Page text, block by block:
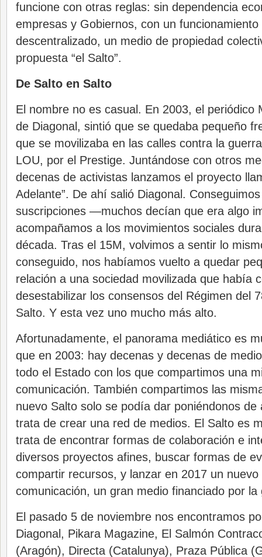
funcione con otras reglas: sin dependencia
empresas y Gobiernos, con un funcionamiento
descentralizado, un medio de propiedad
propuesta “el Salto”.
De Salto en Salto
El nombre no es casual. En 2003, el periódico
de Diagonal, sintió que se quedaba pequeño
que se movilizaba en las calles contra la
LOU, por el Prestige. Juntándose con otros
decenas de activistas lanzamos el proyecto
Adelante”. De ahí salió Diagonal.
suscripciones —muchos decían que era algo
acompañamos a los movimientos sociales
década. Tras el 15M, volvimos a sentir lo
conseguido, nos habíamos vuelto a quedar
relación a una sociedad movilizada que había
desestabilizar los consensos del Régimen del
Salto. Y esta vez uno mucho más alto.
Afortunadamente, el panorama mediático es
que en 2003: hay decenas y decenas de
todo el Estado con los que compartimos una
comunicación. También compartimos las
nuevo Salto solo se podía dar poniéndonos
trata de crear una red de medios. El Salto es
trata de encontrar formas de colaboración e
diversos proyectos afines, buscar formas de
compartir recursos, y lanzar en 2017 un nuevo
comunicación, un gran medio financiado por la
El pasado 5 de noviembre nos encontramos
Diagonal, Pikara Magazine, El Salmón
(Aragón), Directa (Catalunya), Praza Pública